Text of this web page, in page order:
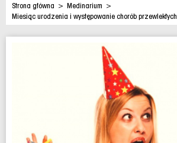
Strona główna > Medinarium >
Miesiąc urodzenia i występowanie chorób przewlekłych